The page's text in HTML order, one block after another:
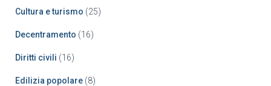
Cultura e turismo (25)
Decentramento (16)
Diritti civili (16)
Edilizia popolare (8)